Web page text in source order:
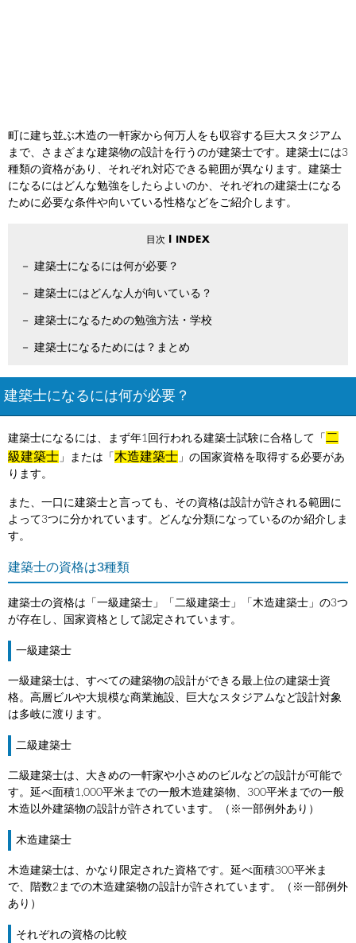
町に建ち並ぶ木造の一軒家から何万人をも収容する巨大スタジアム
まで、さまざまな建築物の設計を行うのが建築士です。建築士には3
種類の資格があり、それぞれ対応できる範囲が異なります。建築士
になるにはどんな勉強をしたらよいのか、それぞれの建築士になる
ために必要な条件や向いている性格などをご紹介します。
建築士になるには何が必要？
建築士にはどんな人が向いている？
建築士になるための勉強方法・学校
建築士になるためには？まとめ
建築士になるには何が必要？
建築士になるには、まず年1回行われる建築士試験に合格して「 二
級建築士 」または「 木造建築士 」の国家資格を取得する必要があ
ります。
また、一口に建築士と言っても、その資格は設計が許される範囲に
よって3つに分かれています。どんな分類になっているのか紹介しま
す。
建築士の資格は3種類
建築士の資格は「一級建築士」「二級建築士」「木造建築士」の3つ
が存在し、国家資格として認定されています。
一級建築士
一級建築士は、すべての建築物の設計ができる最上位の建築士資
格。高層ビルや大規模な商業施設、巨大なスタジアムなど設計対象
は多岐に渡ります。
二級建築士
二級建築士は、大きめの一軒家や小さめのビルなどの設計が可能で
す。延べ面積1,000平米までの一般木造建築物、300平米までの一般
木造以外建築物の設計が許されています。（※一部例外あり）
木造建築士
木造建築士は、かなり限定された資格です。延べ面積300平米ま
で、階数2までの木造建築物の設計が許されています。（※一部例外
あり）
それぞれの資格の比較